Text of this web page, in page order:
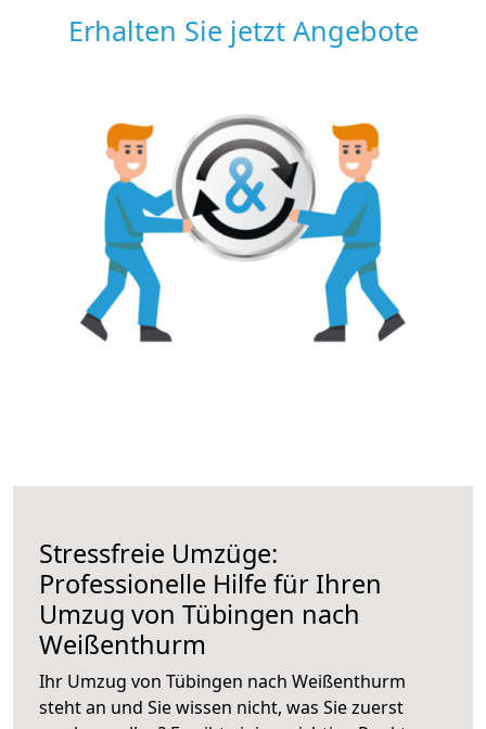
Erhalten Sie jetzt Angebote
Stressfreie Umzüge:
Professionelle Hilfe für Ihren
Umzug von Tübingen nach
Weißenthurm
Ihr Umzug von Tübingen nach Weißenthurm
steht an und Sie wissen nicht, was Sie zuerst